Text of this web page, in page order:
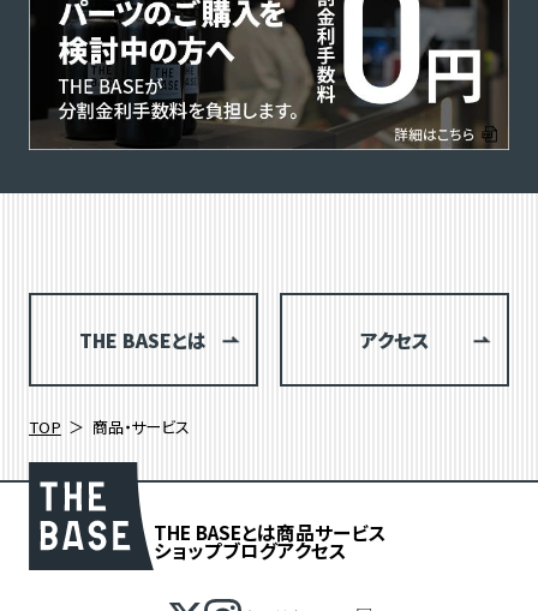
THE BASEとは アクセス
TOP 商品・サービス
THE BASEとは商品サービス
ショップブログアクセス